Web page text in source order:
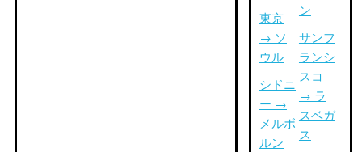
東京
→ ソ
ウル
シドニ
ー →
メルボ
ルン
ン
サンフ
ランシ
スコ
→ ラ
スベガ
ス